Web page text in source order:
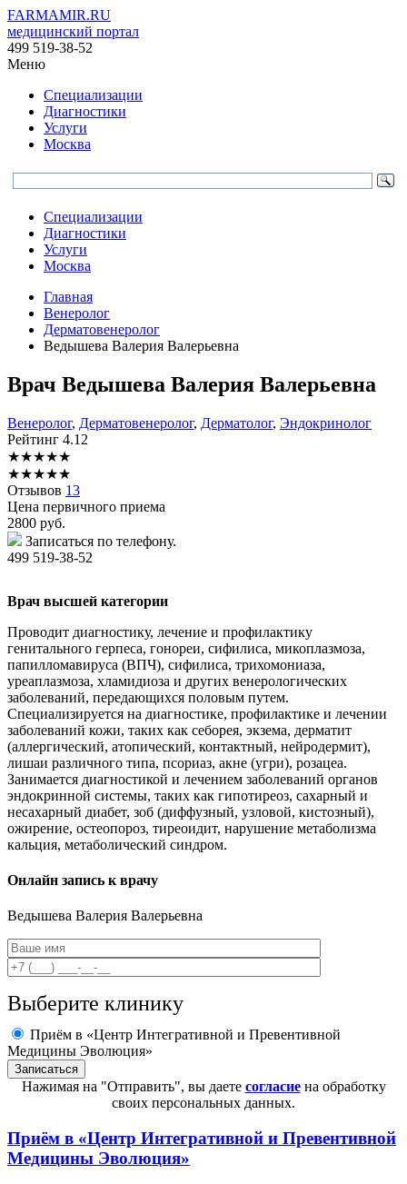
FARMAMIR.RU
медицинский портал
499 519-38-52
Меню
Специализации
Диагностики
Услуги
Москва
Специализации
Диагностики
Услуги
Москва
Главная
Венеролог
Дерматовенеролог
Ведышева Валерия Валерьевна
Врач Ведышева Валерия Валерьевна
Венеролог, Дерматовенеролог, Дерматолог, Эндокринолог
Рейтинг 4.12
★★★★★
★★★★★
Отзывов 13
Цена первичного приема
2800 руб.
Записаться по телефону.
499 519-38-52
Врач высшей категории
Проводит диагностику, лечение и профилактику
генитального герпеса, гонореи, сифилиса, микоплазмоза,
папилломавируса (ВПЧ), сифилиса, трихомониаза,
уреаплазмоза, хламидиоза и других венерологических
заболеваний, передающихся половым путем.
Специализируется на диагностике, профилактике и лечении
заболеваний кожи, таких как себорея, экзема, дерматит
(аллергический, атопический, контактный, нейродермит),
лишаи различного типа, псориаз, акне (угри), розацеа.
Занимается диагностикой и лечением заболеваний органов
эндокринной системы, таких как гипотиреоз, сахарный и
несахарный диабет, зоб (диффузный, узловой, кистозный),
ожирение, остеопороз, тиреоидит, нарушение метаболизма
кальция, метаболический синдром.
Онлайн запись к врачу
Ведышева Валерия Валерьевна
Выберите клинику
Приём в «Центр Интегративной и Превентивной
Медицины Эволюция»
Нажимая на "Отправить", вы даете согласиена обработку
своих персональных данных.
Приём в «Центр Интегративной и Превентивной
Медицины Эволюция»